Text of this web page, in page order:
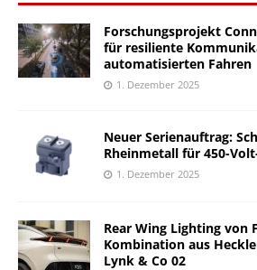
Forschungsprojekt
für resiliente
automatisierten Fahren
1. Dezember 2025
Neuer Serienauftrag:
Rheinmetall für 450-
1. Dezember 2025
Rear Wing Lighting von
Kombination aus
Lynk & Co 02